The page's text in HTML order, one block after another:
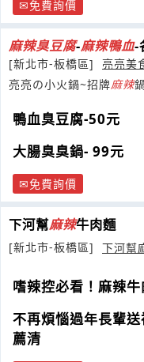
免費詢價
麻辣臭豆腐-麻辣鴨血-
[新北市-板橋區]
亮亮美
亮亮の小火鍋~招牌麻辣
鴨血臭豆腐-50元
大腸臭臭鍋- 99元
免費詢價
下河幫麻辣牛肉麵
[新北市-板橋區] 下河幫
嗜辣控必看！麻辣
不再煩惱過年長輩
薦清